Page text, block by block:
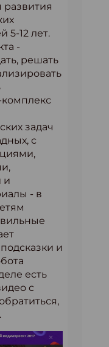
5-12 лет.
-
решать
задач
с
и
- в
и
есть
с